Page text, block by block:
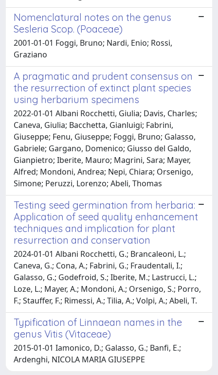
Nomenclatural notes on the genus
Sesleria Scop. (Poaceae)
2001-01-01 Foggi, Bruno; Nardi, Enio; Rossi,
Graziano
A pragmatic and prudent consensus on
the resurrection of extinct plant species
using herbarium specimens
2022-01-01 Albani Rocchetti, Giulia; Davis, Charles;
Caneva, Giulia; Bacchetta, Gianluigi; Fabrini,
Giuseppe; Fenu, Giuseppe; Foggi, Bruno; Galasso,
Gabriele; Gargano, Domenico; Giusso del Galdo,
Gianpietro; Iberite, Mauro; Magrini, Sara; Mayer,
Alfred; Mondoni, Andrea; Nepi, Chiara; Orsenigo,
Simone; Peruzzi, Lorenzo; Abeli, Thomas
Testing seed germination from herbaria:
Application of seed quality enhancement
techniques and implication for plant
resurrection and conservation
2024-01-01 Albani Rocchetti, G.; Brancaleoni, L.;
Caneva, G.; Cona, A.; Fabrini, G.; Fraudentali, I.;
Galasso, G.; Godefroid, S.; Iberite, M.; Lastrucci, L.;
Loze, L.; Mayer, A.; Mondoni, A.; Orsenigo, S.; Porro,
F.; Stauffer, F.; Rimessi, A.; Tilia, A.; Volpi, A.; Abeli, T.
Typification of Linnaean names in the
genus Vitis (Vitaceae)
2015-01-01 Iamonico, D.; Galasso, G.; Banfi, E.;
Ardenghi, NICOLA MARIA GIUSEPPE